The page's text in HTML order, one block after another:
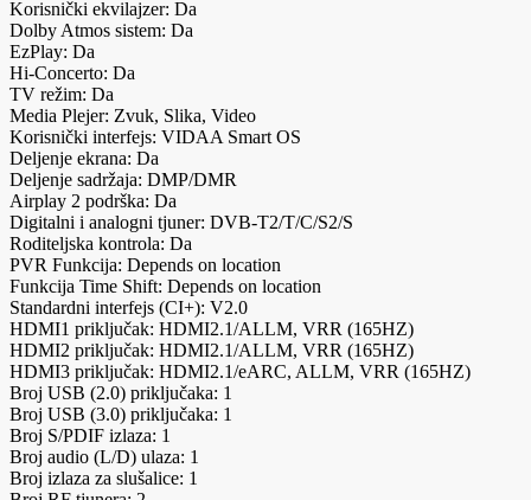
Korisnički ekvilajzer: Da
Dolby Atmos sistem: Da
EzPlay: Da
Hi-Concerto: Da
TV režim: Da
Media Plejer: Zvuk, Slika, Video
Korisnički interfejs: VIDAA Smart OS
Deljenje ekrana: Da
Deljenje sadržaja: DMP/DMR
Airplay 2 podrška: Da
Digitalni i analogni tjuner: DVB-T2/T/C/S2/S
Roditeljska kontrola: Da
PVR Funkcija: Depends on location
Funkcija Time Shift: Depends on location
Standardni interfejs (CI+): V2.0
HDMI1 priključak: HDMI2.1/ALLM, VRR (165HZ)
HDMI2 priključak: HDMI2.1/ALLM, VRR (165HZ)
HDMI3 priključak: HDMI2.1/eARC, ALLM, VRR (165HZ)
Broj USB (2.0) priključaka: 1
Broj USB (3.0) priključaka: 1
Broj S/PDIF izlaza: 1
Broj audio (L/D) ulaza: 1
Broj izlaza za slušalice: 1